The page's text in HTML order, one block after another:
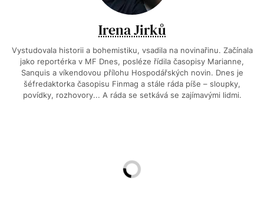
Irena Jirků
Vystudovala historii a bohemistiku, vsadila na novinařinu. Začínala
jako reportérka v MF Dnes, posléze řídila časopisy Marianne,
Sanquis a víkendovou přílohu Hospodářských novin. Dnes je
šéfredaktorka časopisu Finmag a stále ráda píše – sloupky,
povídky, rozhovory... A ráda se setkává se zajímavými lidmi.